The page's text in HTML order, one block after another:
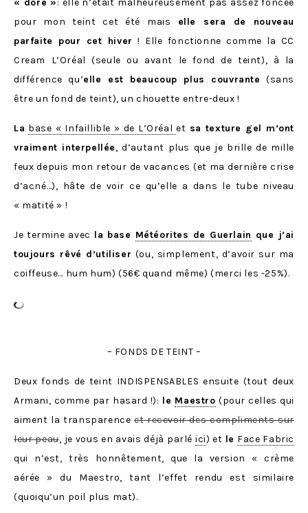
« doré »: elle n’était malheureusement pas assez foncée
pour mon teint cet été mais elle sera de nouveau
parfaite pour cet hiver ! Elle fonctionne comme la CC
Cream L’Oréal (seule ou avant le fond de teint), à la
différence qu’elle est beaucoup plus couvrante (sans
être un fond de teint), un chouette entre-deux !
La base « Infaillible » de L’Oréalet sa texture gel m’ont
vraiment interpellée, d’autant plus que je brille de mille
feux depuis mon retour de vacances (et ma dernière crise
d’acné…), hâte de voir ce qu’elle a dans le tube niveau
« matité » !
Je termine avec la base Météorites de Guerlain que j’ai
toujours rêvé d’utiliser (ou, simplement, d’avoir sur ma
coiffeuse… hum hum) (56€ quand même) (merci les -25%).
– FONDS DE TEINT –
Deux fonds de teint INDISPENSABLES ensuite (tout deux
Armani, comme par hasard !): le Maestro (pour celles qui
aiment la transparenceet recevoir des compliments sur
leur peau, je vous en avais déjà parlé ici) et le Face Fabric
qui n’est, très honnêtement, que la version « crème
aérée » du Maestro, tant l’effet rendu est similaire
(quoiqu’un poil plus mat).